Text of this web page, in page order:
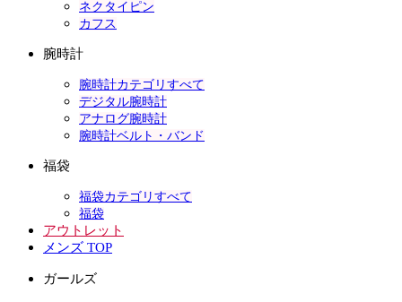
ネクタイピン
カフス
腕時計
腕時計カテゴリすべて
デジタル腕時計
アナログ腕時計
腕時計ベルト・バンド
福袋
福袋カテゴリすべて
福袋
アウトレット
メンズ TOP
ガールズ